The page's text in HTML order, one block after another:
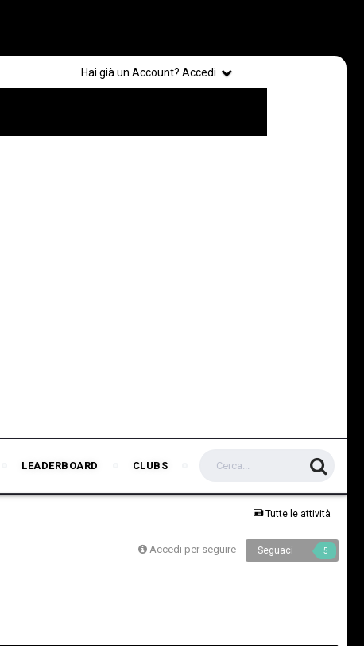
Hai già un Account? Accedi
LEADERBOARD CLUBS
Tutte le attività
Accedi per seguire Seguaci 5